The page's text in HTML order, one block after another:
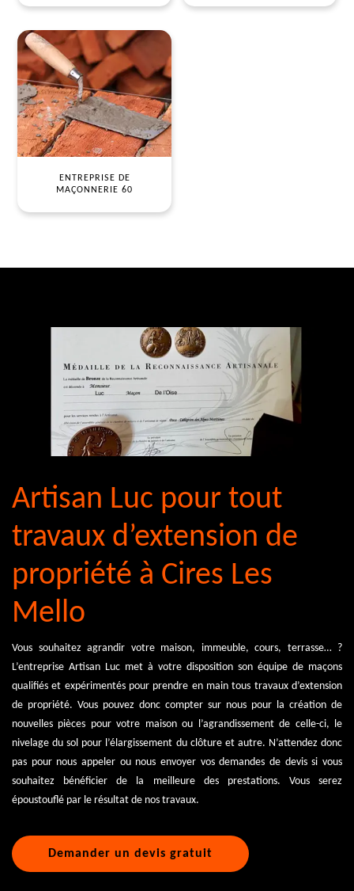
ENTREPRISE DE
MAÇONNERIE 60
Artisan Luc pour tout
travaux d’extension de
propriété à Cires Les
Mello
Vous souhaitez agrandir votre maison, immeuble, cours, terrasse… ?
L’entreprise Artisan Luc met à votre disposition son équipe de maçons
qualifiés et expérimentés pour prendre en main tous travaux d’extension
de propriété. Vous pouvez donc compter sur nous pour la création de
nouvelles pièces pour votre maison ou l’agrandissement de celle-ci, le
nivelage du sol pour l’élargissement du clôture et autre. N’attendez donc
pas pour nous appeler ou nous envoyer vos demandes de devis si vous
souhaitez bénéficier de la meilleure des prestations. Vous serez
époustouflé par le résultat de nos travaux.
Demander un devis gratuit